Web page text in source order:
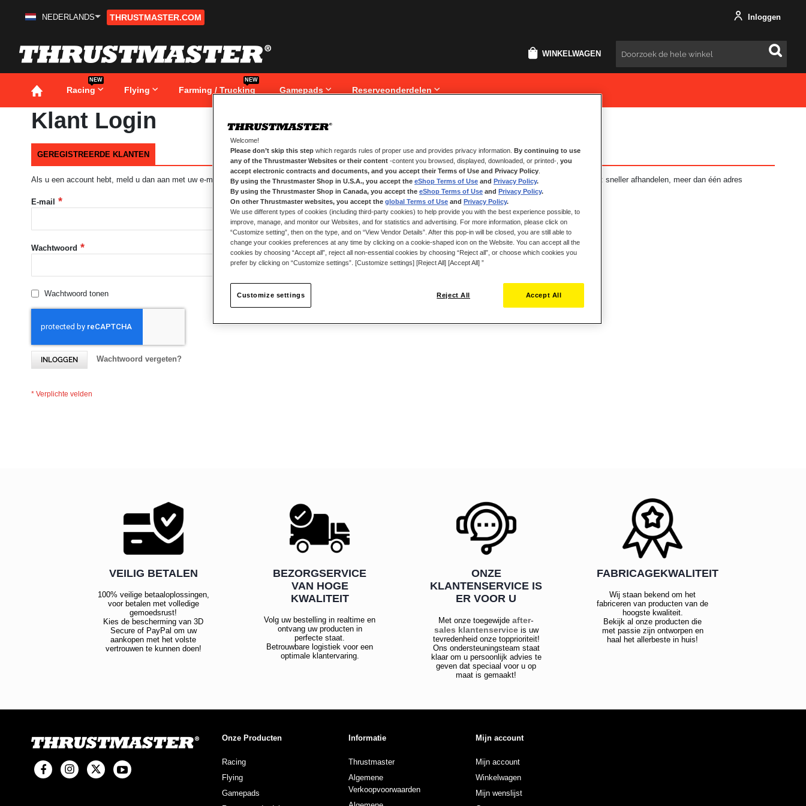
Ga
inhoud
NEDERLANDS THRUSTMASTER.COM Inloggen
WINKELWAGEN Zoeken
Racing
NEW
Flying Farming / Trucking
NEW
Gamepads Reserveonderdelen
Klant Login
GEREGISTREERDE KLANTEN
Als u een account hebt, meld u dan aan met uw e-mailadres.
E-mail
Wachtwoord
Wachtwoord tonen
INLOGGEN Wachtwoord vergeten?
NIEUWE KLANTEN
Het aanmaken van een account heeft vele voordelen: sneller afhandelen, meer dan één adres
registreren, volgen van bestellingen en meer.
ACCOUNT AANMAKEN
VEILIG BETALEN
100% veilige betaaloplossingen,
voor betalen met volledige
gemoedsrust!
Kies de bescherming van 3D
Secure of PayPal om uw
aankopen met het volste
vertrouwen te kunnen doen!
BEZORGSERVICE
VAN HOGE
KWALITEIT
Volg uw bestelling in realtime en
ontvang uw producten in
perfecte staat.
Betrouwbare logistiek voor een
optimale klantervaring.
ONZE
KLANTENSERVICE IS
ER VOOR U
Met onze toegewijdeafter-
sales klantenserviceis uw
tevredenheid onze topprioriteit!
Ons ondersteuningsteam staat
klaar om u persoonlijk advies te
geven dat speciaal voor u op
maat is gemaakt!
FABRICAGEKWALITEIT
Wij staan bekend om het
fabriceren van producten van de
hoogste kwaliteit.
Bekijk al onze producten die
met passie zijn ontworpen en
haal het allerbeste in huis!
Onze Producten
Racing
Flying
Gamepads
Informatie
Thrustmaster
Algemene
Verkoopvoorwaarden
Mijn account
Mijn account
Winkelwagen
Mijn wenslijst
Welcome!
Please don’t skip this step which regards rules of proper use and provides privacy information.
By continuing to use
any of the Thrustmaster Websites or their content -content you browsed, displayed, downloaded, or printed-, you
accept electronic contracts and documents, and you accept their Terms of Use and Privacy Policy
By using the Thrustmaster Shop in U.S.A., you accept the eShop Terms of Use and Privacy Policy.
By using the Thrustmaster Shop in Canada, you accept the eShop Terms of Use and Privacy Policy.
On other Thrustmaster websites, you accept the global Terms of Use and Privacy Policy.
We use different types of cookies (including third-party cookies) to help provide you with the best experience possible, to
improve, manage, and monitor our Websites, and for statistics and advertising. For more information, please click on
“Customize setting”, then on the type, and on “View Vendor Details”. After this pop-in will be closed, you are still able to
change your cookies preferences at any time by clicking on a cookie-shaped icon on the Website. You can accept all the
cookies by choosing “Accept all”, reject all non-essential cookies by choosing “Reject all”, or choose which cookies you
prefer by clicking on “Customize settings”. [Customize settings] [Reject All] [Accept All] ”
Reject All Accept All
Customize settings